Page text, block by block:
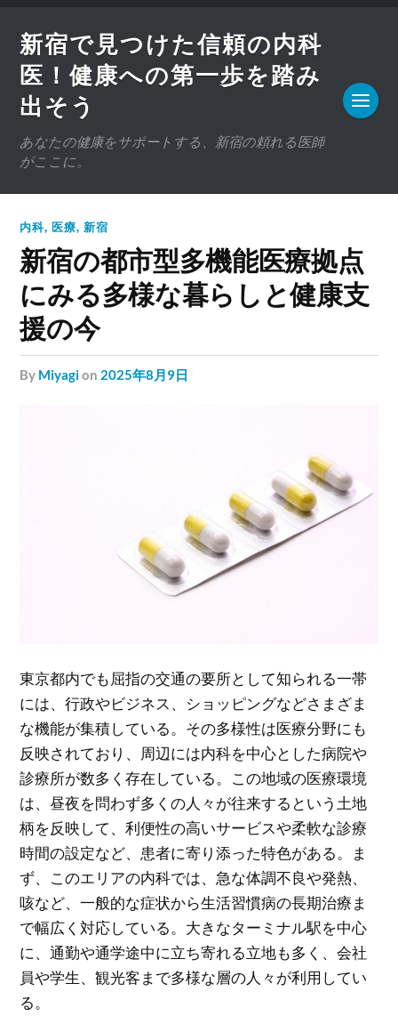
新宿で見つけた信頼の内科
医！健康への第一歩を踏み
出そう
あなたの健康をサポートする、新宿の頼れる医師
がここに。
内科, 医療,新宿
新宿の都市型多機能医療拠点
にみる多様な暮らしと健康支
援の今
by Miyagion 2025年8月9日
東京都内でも屈指の交通の要所として知られる一帯
には、行政やビジネス、ショッピングなどさまざま
な機能が集積している。 その多様性は医療分野にも
反映されており、周辺には内科を中心とした病院や
診療所が数多く存在している。この地域の医療環境
は、昼夜を問わず多くの人々が往来するという土地
柄を反映して、利便性の高いサービスや柔軟な診療
時間の設定など、患者に寄り添った特色がある。ま
ず、このエリアの内科では、急な体調不良や発熱、
咳など、一般的な症状から生活習慣病の長期治療ま
で幅広く対応している。大きなターミナル駅を中心
に、通勤や通学途中に立ち寄れる立地も多く、会社
員や学生、観光客まで多様な層の人々が利用してい
る。